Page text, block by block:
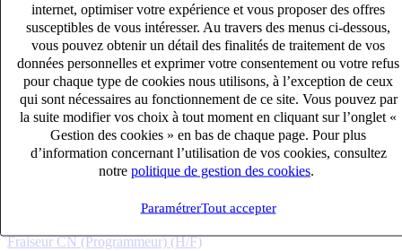
internet, optimiser votre expérience et vous proposer des offres
susceptibles de vous intéresser. Au travers des menus ci-dessous,
vous pouvez obtenir un détail des finalités de traitement de vos
données personnelles et exprimer votre consentement ou votre refus
pour chaque type de cookies nous utilisons, à l’exception de ceux
qui sont nécessaires au fonctionnement de ce site. Vous pouvez par
la suite modifier vos choix à tout moment en cliquant sur l’onglet «
Gestion des cookies » en bas de chaque page. Pour plus
d’information concernant l’utilisation de vos cookies, consultez
notre politique de gestion des cookies
ParamétrerTout accepter
Fraiseur CN (Programmeur) (H/F)